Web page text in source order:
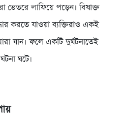
ভেতরে লাফিয়ে পড়েন। বিষাক্ত
করতে যাওয়া ব্যক্তিরাও একই
যান। ফলে একটি দুর্ঘটনাতেই
ঘটে।